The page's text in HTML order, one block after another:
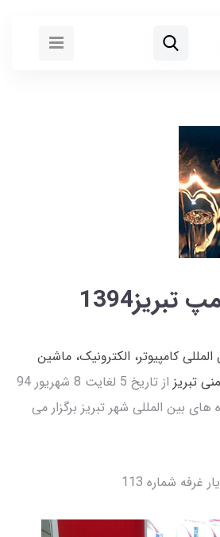
کامپیوتر، الکترونیک، ماشین
تبریز
از تاریخ 5 لغایت 8 شهریور 94
بین المللی شهر تبریز برگزار می
شماره 113